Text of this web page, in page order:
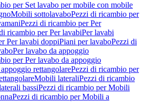
per Set lavabo per mobile con mobile
Mobili sottolavaboPezzi di ricambio per
Pezzi di ricambio per Per
ricambio per Per lavabiPer lavabi
Per lavabi doppiPiani per lavaboPezzi di
Per lavabo da appoggio
per Per lavabo da appoggio
rettangolarePezzi di ricambio per
Mobili lateraliPezzi di ricambio
bassiPezzi di ricambio per Mobili
Pezzi di ricambio per Mobili a